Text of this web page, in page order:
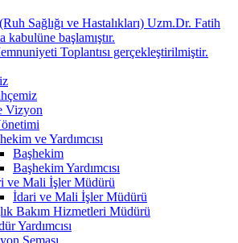
Sağlığı ve Hastalıkları) Uzm.Dr. Fatih
kabulüne başlamıştır.
Toplantısı gerçekleştirilmiştir.
Vizyon
ve Yardımcısı
Başhekim
Başhekim Yardımcısı
ve Mali İşler Müdürü
İdari ve Mali İşler Müdürü
Bakım Hizmetleri Müdürü
Yardımcısı
Şeması